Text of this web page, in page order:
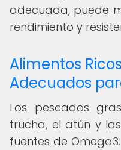
adecuada, puede
rendimiento y
Alimentos
Adecuados
Los pescados
trucha, el atún y
fuentes de Omega3.